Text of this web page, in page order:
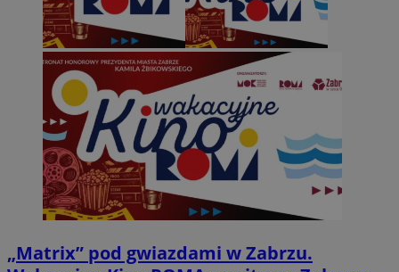
„Matrix” pod gwiazdami w Zabrzu.